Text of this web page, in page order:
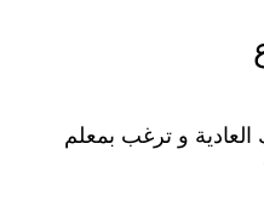
و ترغب بمعلم